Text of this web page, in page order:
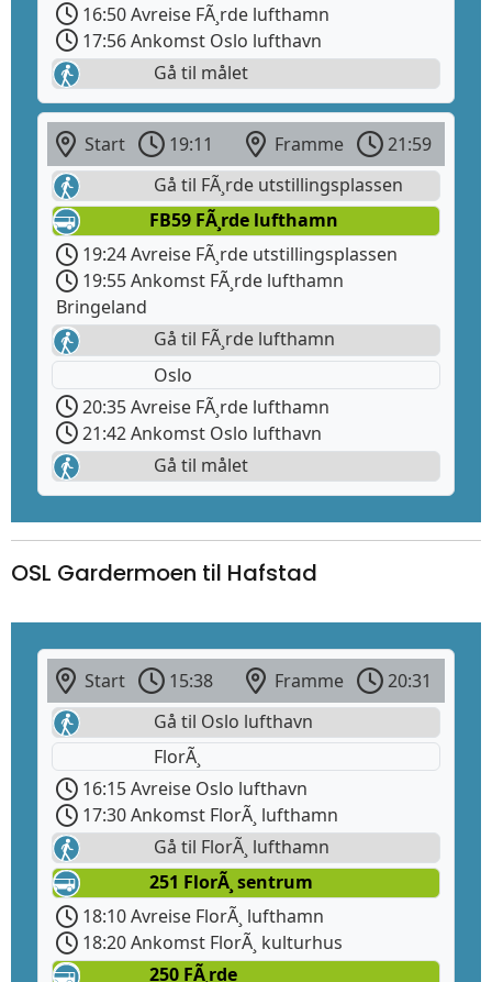
16:50 Avreise FÃ¸rde lufthamn
17:56 Ankomst Oslo lufthavn
Gå til målet
Start 19:11 Framme
21:59
Gå til FÃ¸rde utstillingsplassen
FB59 FÃ¸rde lufthamn
19:24 Avreise FÃ¸rde utstillingsplassen
19:55 Ankomst FÃ¸rde lufthamn
Bringeland
Gå til FÃ¸rde lufthamn
Oslo
20:35 Avreise FÃ¸rde lufthamn
21:42 Ankomst Oslo lufthavn
Gå til målet
OSL Gardermoen til Hafstad
Start 15:38 Framme
20:31
Gå til Oslo lufthavn
FlorÃ¸
16:15 Avreise Oslo lufthavn
17:30 Ankomst FlorÃ¸ lufthamn
Gå til FlorÃ¸ lufthamn
251 FlorÃ¸ sentrum
18:10 Avreise FlorÃ¸ lufthamn
18:20 Ankomst FlorÃ¸ kulturhus
250 FÃ¸rde